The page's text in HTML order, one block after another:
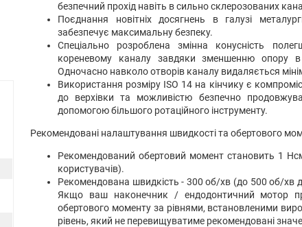
безпечний прохід навіть в сильно склерозованих
Поєднання новітніх досягнень в галузі
забезпечує максимальну безпеку.
Спеціально розроблена змінна конусність
кореневому каналу завдяки зменшенню опору в
Одночасно навколо отворів каналу видаляється
Використання розміру ISO 14 на кінчику є
до верхівки та можливістю безпечно
допомогою більшого ротаційного інструменту.
Рекомендовані налаштування швидкості та обертового
Рекомендований обертовий момент становить 1
користувачів).
Рекомендована швидкість - 300 об/хв (до 500 об/хв
Якщо ваш наконечник / ендодонтичний мотор
обертового моменту за рівнями, встановленими
рівень, який не перевищуватиме рекомендовані